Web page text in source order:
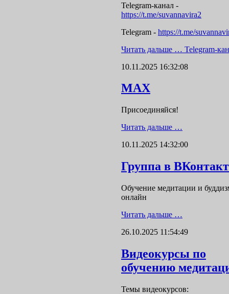
Telegram-канал -
https://t.me/suvannavira2
Telegram - https://t.me/
Читать дальше … Telegram-
10.11.2025 16:32:08
MAX
Присоединяйся!
Читать дальше …
10.11.2025 14:32:00
Группа в
Обучение медитации и
онлайн
Читать дальше …
26.10.2025 11:54:49
Видеокурсы по
обучению
Темы видеокурсов: